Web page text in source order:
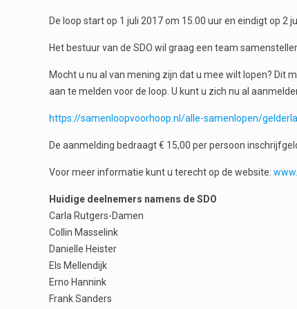
De loop start op 1 juli 2017 om 15.00 uur en eindigt op 2
Het bestuur van de SDO wil graag een team
Mocht u nu al van mening zijn dat u mee wilt lopen? Dit
aan te melden voor de loop. U kunt u zich nu al
https://samenloopvoorhoop.nl/alle-samenlopen/
De aanmelding bedraagt € 15,00 per persoon
Voor meer informatie kunt u terecht op de website:
Huidige deelnemers namens de SDO
Carla Rutgers-Damen
Collin Masselink
Danielle Heister
Els Mellendijk
Erno Hannink
Frank Sanders